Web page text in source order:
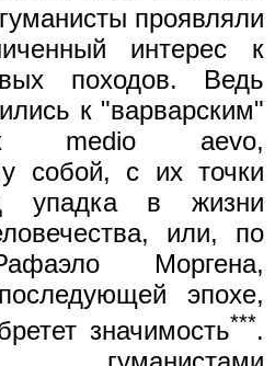
проявляли
интерес к
походов. Ведь
к "варварским"
medio aevo,
собой, с их точки
упадка в жизни
или, по
Моргена,
эпохе,
значимость***.